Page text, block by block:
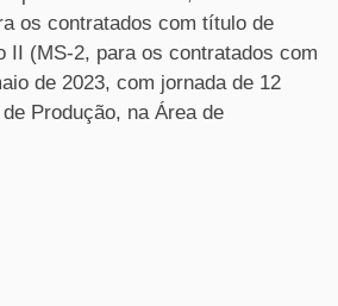
os contratados com título de
II (MS-2, para os contratados com
de 2023, com jornada de 12
Produção, na Área de